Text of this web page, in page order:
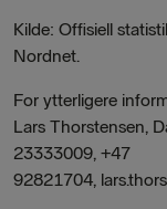
Kilde: Offisiell
Nordnet.
For ytterligere
Lars Thorstensen,
23333009, +47
92821704,